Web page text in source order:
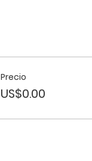
Precio
US$0.00